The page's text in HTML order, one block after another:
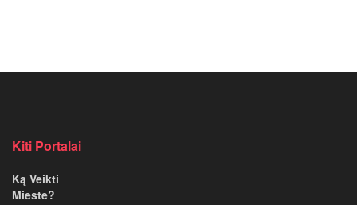
Kiti Portalai
Ką Veikti
Mieste?